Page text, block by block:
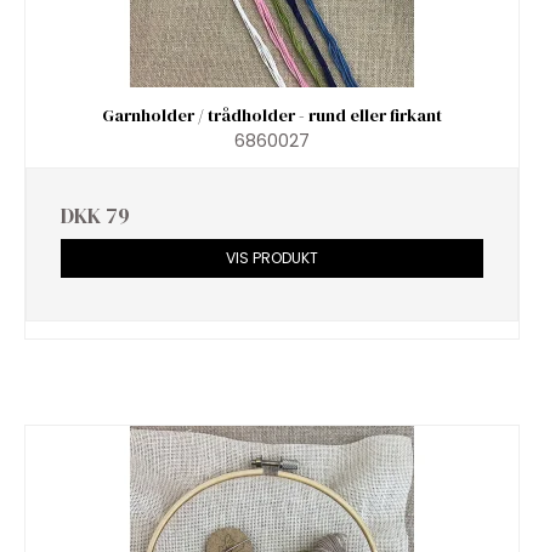
Garnholder / trådholder - rund eller firkant
6860027
DKK 79
VIS PRODUKT